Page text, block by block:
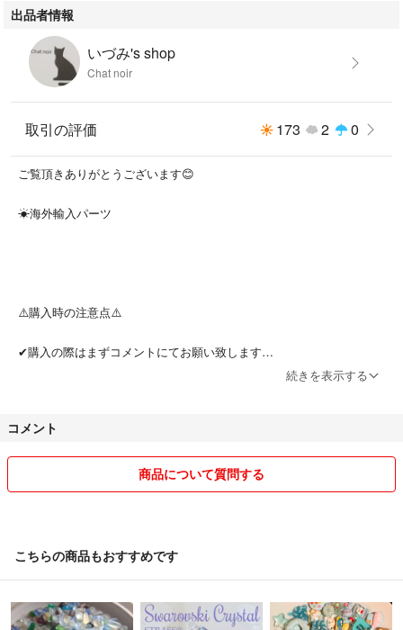
出品者情報
いづみ's shop
Chat noir
取引の評価 173 2 0
ご覧頂きありがとうございます😊
☀︎海外輸入パーツ
⚠️購入時の注意点⚠️
✔購入の際はまずコメントにてお願い致します
✔一点もののパーツもございます。
請前にコメントお願い致します
続きを表示する
コメント
商品について質問する
こちらの商品もおすすめです